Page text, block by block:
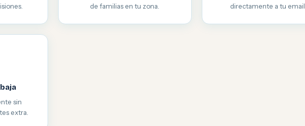
de familias en tu zona.
directamente a tu email.
sin
extra.